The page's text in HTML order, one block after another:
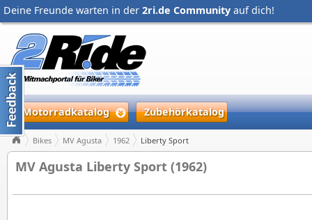
Deine Freunde warten in der 2ri.de Community auf dich!
Motorradkatalog Zubehörkatalog
Bikes MV Agusta 1962 Liberty Sport
MV Agusta Liberty Sport (1962)